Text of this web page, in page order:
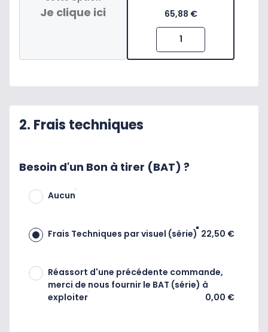
Je clique ici 65,88 €
2. Frais techniques
Besoin d'un Bon à tirer (BAT) ?
Aucun
Frais Techniques par visuel (série) 22,50 €
Réassort d'une précédente commande,
merci de nous fournir le BAT (série) à
exploiter
0,00 €